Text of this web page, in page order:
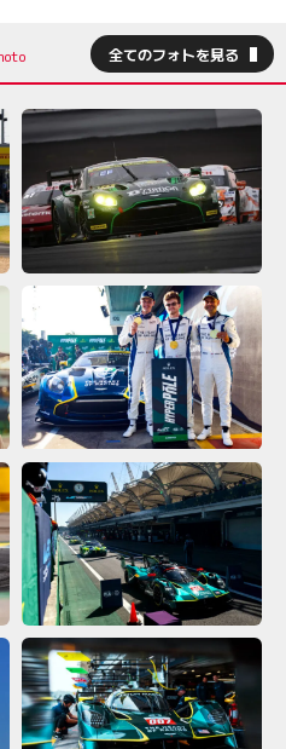
全てのフォトを見る